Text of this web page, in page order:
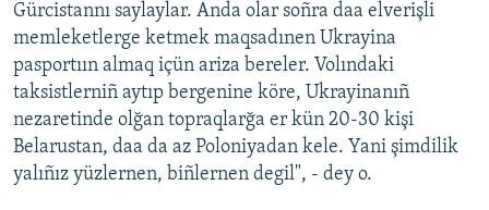
Gürcistannı saylaylar. Anda olar soñra daa elverişli
memleketlerge ketmek maqsadınen Ukrayina
pasportıın almaq içün ariza bereler. Volındaki
taksistlerniñ aytıp bergenine köre, Ukrayinanıñ
nezaretinde olğan topraqlarğa er kün 20-30 kişi
Belarustan, daa da az Poloniyadan kele. Yani şimdilik
yalıñız yüzlernen, biñlernen degil", - dey o.